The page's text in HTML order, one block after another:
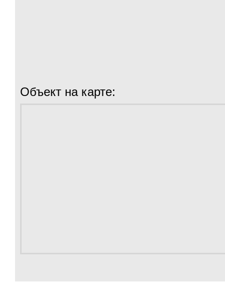
Объект на карте: